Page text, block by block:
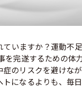
いますか？運動不
を完遂するための体
のリスクを避けな
になるよりも、毎